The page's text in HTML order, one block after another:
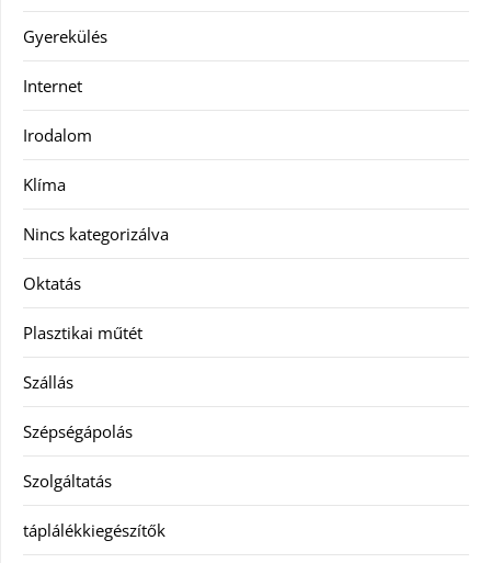
Gyerekülés
Internet
Irodalom
Klíma
Nincs kategorizálva
Oktatás
Plasztikai műtét
Szállás
Szépségápolás
Szolgáltatás
táplálékkiegészítők